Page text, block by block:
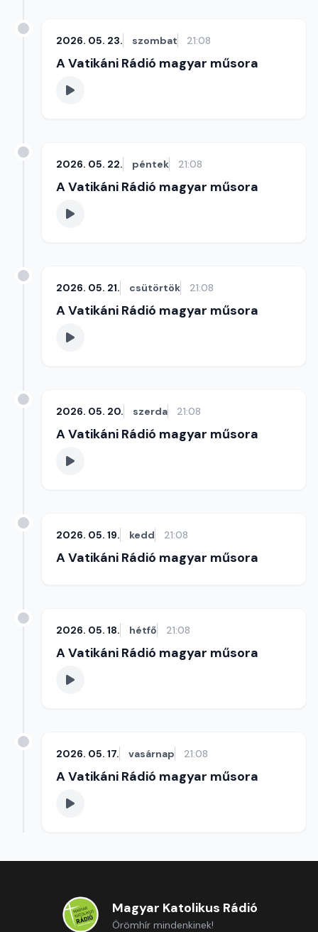
2026. 05. 23. szombat 21:08
A Vatikáni Rádió magyar műsora
2026. 05. 22. péntek 21:08
A Vatikáni Rádió magyar műsora
2026. 05. 21. csütörtök 21:08
A Vatikáni Rádió magyar műsora
2026. 05. 20. szerda 21:08
A Vatikáni Rádió magyar műsora
2026. 05. 19. kedd 21:08
A Vatikáni Rádió magyar műsora
2026. 05. 18. hétfő 21:08
A Vatikáni Rádió magyar műsora
2026. 05. 17. vasárnap 21:08
A Vatikáni Rádió magyar műsora
Magyar Katolikus Rádió
Örömhír mindenkinek!